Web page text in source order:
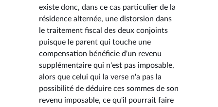
existe donc, dans ce cas particulier de la
résidence alternée, une distorsion dans
le traitement fiscal des deux conjoints
puisque le parent qui touche une
compensation bénéficie d'un revenu
supplémentaire qui n'est pas imposable,
alors que celui qui la verse n'a pas la
possibilité de déduire ces sommes de son
revenu imposable, ce qu'il pourrait faire